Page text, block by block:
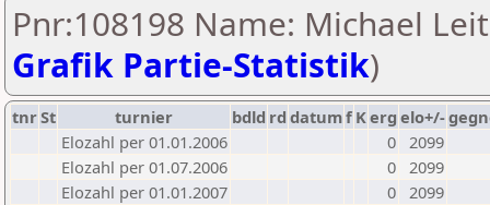
Pnr:108198 Name: Michael
Grafik Partie-Statistik)
tnrSt turnier bdld rd datumf Kerg elo+/-
Elozahl per 01.01.2006
0 2099
Elozahl per 01.07.2006
0 2099
Elozahl per 01.01.2007
0 2099